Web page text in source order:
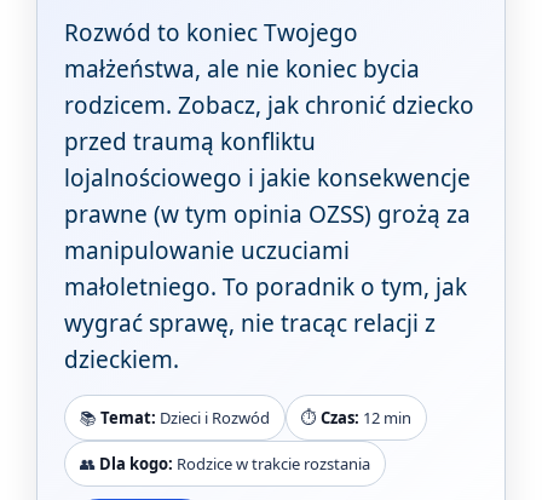
Rozwód to koniec Twojego
małżeństwa, ale nie koniec bycia
rodzicem. Zobacz, jak chronić dziecko
przed traumą konfliktu
lojalnościowego i jakie konsekwencje
prawne (w tym opinia OZSS) grożą za
manipulowanie uczuciami
małoletniego. To poradnik o tym, jak
wygrać sprawę, nie tracąc relacji z
dzieckiem.
📚Temat: Dzieci i Rozwód ⏱️ Czas: 12 min
👥 Dla kogo: Rodzice w trakcie rozstania